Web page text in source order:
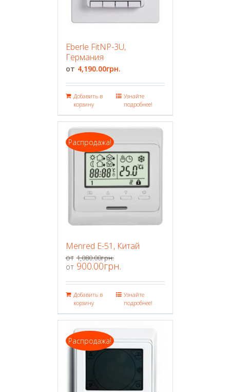
Eberle FitNP-3U,
Германия
4,190.00грн.
Добавить в
корзину
Узнайте
подробнее!
Распродажа!
Menred E-51, Китай
1,080.00грн.
900.00грн.
Добавить в
корзину
Узнайте
подробнее!
Распродажа!